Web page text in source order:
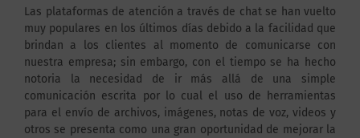
Las plataformas de atención a través de chat se han vuelto
muy populares en los últimos días debido a la facilidad que
brindan a los clientes al momento de comunicarse con
nuestra empresa; sin embargo, con el tiempo se ha hecho
notoria la necesidad de ir más allá de una simple
comunicación escrita por lo cual el uso de herramientas
para el envío de archivos, imágenes, notas de voz, videos y
otros se presenta como una gran oportunidad de mejorar la